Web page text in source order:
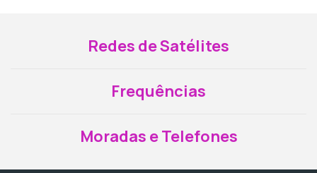
Redes de Satélites
Frequências
Moradas e Telefones